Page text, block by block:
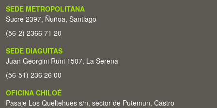
SEDE METROPOLITANA
Sucre 2397, Ñuñoa, Santiago
(56-2) 2366 71 20
SEDE DIAGUITAS
Juan Georgini Runi 1507, La Serena
(56-51) 236 26 00
OFICINA CHILOÉ
Pasaje Los Queltehues s/n, sector de Putemun, Castro